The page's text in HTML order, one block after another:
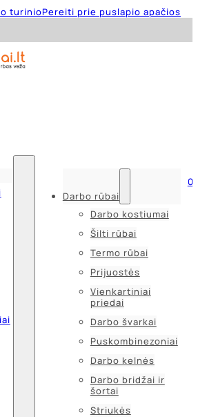
turinioPereiti prie puslapio apačios
Darbo rūbai
Darbo kostiumai
Šilti rūbai
Termo rūbai
Prijuostės
Vienkartiniai
priedai
Darbo švarkai
Puskombinezoniai
Darbo kelnės
Darbo bridžai ir
šortai
Striukės
0